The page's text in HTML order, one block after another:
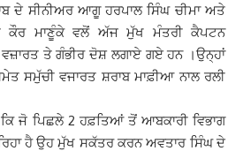
ਦੇ ਸੀਨੀਅਰ ਆਗੂ ਹਰਪਾਲ ਸਿੰਘ ਚੀਮਾ ਅਤੇ
ਕੌਰ ਮਾਣੂੰਕੇ ਵਲੋਂ ਅੱਜ ਮੁੱਖ ਮੰਤਰੀ ਕੈਪਟਨ
ਤੇ ਗੰਭੀਰ ਦੋਸ਼ ਲਗਾਏ ਗਏ ਹਨ ।ਉਨ੍ਹਾਂ
ਸਮੁੱਚੀ ਵਜਾਰਤ ਸ਼ਰਾਬ ਮਾਫ਼ੀਆ ਨਾਲ ਰਲੀ
ਜੋ ਪਿਛਲੇ 2 ਹਫ਼ਤਿਆਂ ਤੋਂ ਆਬਕਾਰੀ ਵਿਭਾਗ
ਹੈ ਉਹ ਮੁੱਖ ਸਕੱਤਰ ਕਰਨ ਅਵਤਾਰ ਸਿੰਘ ਦੇ